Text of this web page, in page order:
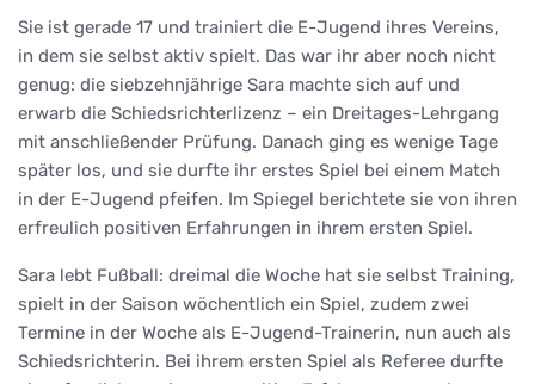
Sie ist gerade 17 und trainiert die E-Jugend ihres Vereins,
in dem sie selbst aktiv spielt. Das war ihr aber noch nicht
genug: die siebzehnjährige Sara machte sich auf und
erwarb die Schiedsrichterlizenz – ein Dreitages-Lehrgang
mit anschließender Prüfung. Danach ging es wenige Tage
später los, und sie durfte ihr erstes Spiel bei einem Match
in der E-Jugend pfeifen. Im Spiegel berichtete sie von ihren
erfreulich positiven Erfahrungen in ihrem ersten Spiel.
Sara lebt Fußball: dreimal die Woche hat sie selbst Training,
spielt in der Saison wöchentlich ein Spiel, zudem zwei
Termine in der Woche als E-Jugend-Trainerin, nun auch als
Schiedsrichterin. Bei ihrem ersten Spiel als Referee durfte